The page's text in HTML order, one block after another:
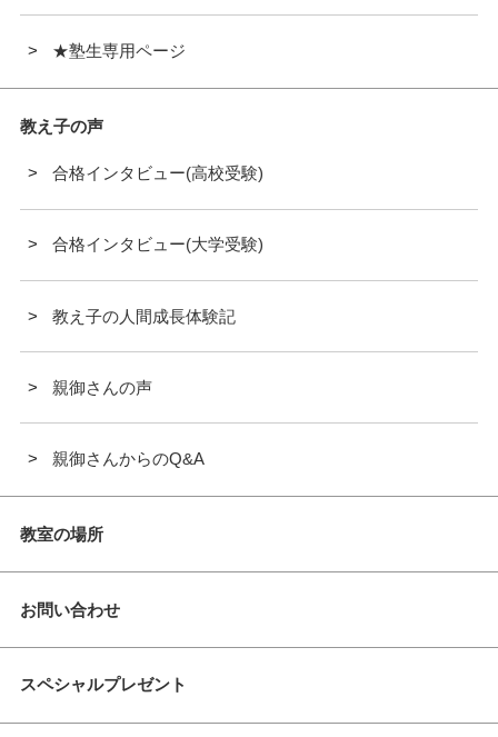
★塾生専用ページ
教え子の声
合格インタビュー(高校受験)
合格インタビュー(大学受験)
教え子の人間成長体験記
親御さんの声
親御さんからのQ&A
教室の場所
お問い合わせ
スペシャルプレゼント